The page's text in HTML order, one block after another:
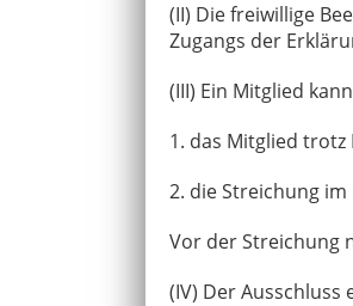
(II) Die freiwillige
Zugangs der
(III) Ein Mitglied
1. das Mitglied trotz
2. die Streichung
Vor der Streichung
(IV) Der